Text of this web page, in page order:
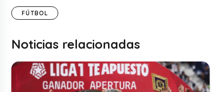
FÚTBOL
Noticias relacionadas